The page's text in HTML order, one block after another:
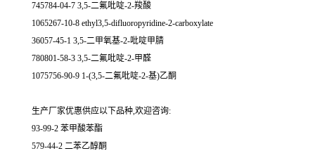
745784-04-7 3,5-二氟吡啶-2-羧酸
1065267-10-8 ethyl3,5-difluoropyridine-2-carboxylate
36057-45-1 3,5-二甲氧基-2-吡啶甲腈
780801-58-3 3,5-二氟吡啶-2-甲醛
1075756-90-9 1-(3,5-二氟吡啶-2-基)乙酮
生产厂家优惠供应以下品种,欢迎咨询:
93-99-2 苯甲酸苯酯
579-44-2 二苯乙醇酮